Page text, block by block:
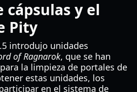
cápsulas y el
Pity
introdujo unidades
of Ragnarok, que se han
la limpieza de portales de
estas unidades, los
en el sistema de